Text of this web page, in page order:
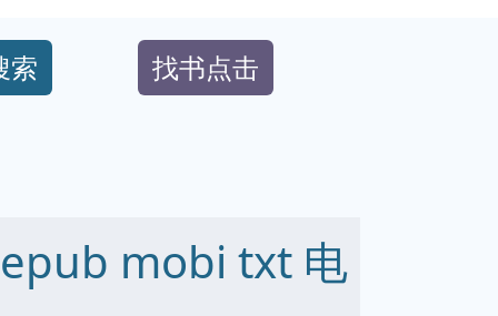
索 找书点击
mobi txt 电